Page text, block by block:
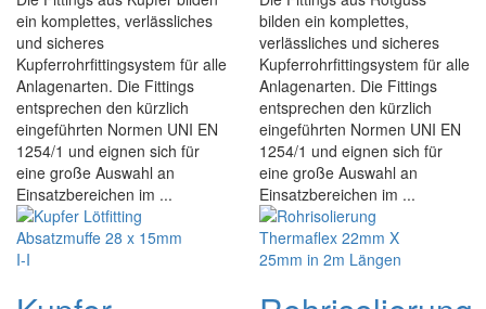
ein komplettes, verlässliches
und sicheres
Kupferrohrfittingsystem für alle
Anlagenarten. Die Fittings
entsprechen den kürzlich
eingeführten Normen UNI EN
1254/1 und eignen sich für
eine große Auswahl an
Einsatzbereichen im ...
bilden ein komplettes,
verlässliches und sicheres
Kupferrohrfittingsystem für alle
Anlagenarten. Die Fittings
entsprechen den kürzlich
eingeführten Normen UNI EN
1254/1 und eignen sich für
eine große Auswahl an
Einsatzbereichen im ...